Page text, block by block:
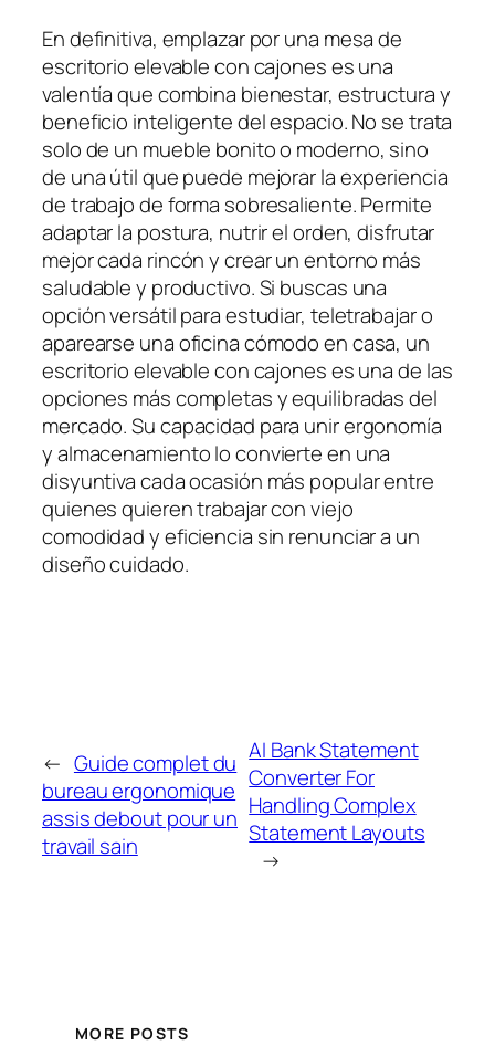
En definitiva, emplazar por una mesa de
escritorio elevable con cajones es una
valentía que combina bienestar, estructura y
beneficio inteligente del espacio. No se trata
solo de un mueble bonito o moderno, sino
de una útil que puede mejorar la experiencia
de trabajo de forma sobresaliente. Permite
adaptar la postura, nutrir el orden, disfrutar
mejor cada rincón y crear un entorno más
saludable y productivo. Si buscas una
opción versátil para estudiar, teletrabajar o
aparearse una oficina cómodo en casa, un
escritorio elevable con cajones es una de las
opciones más completas y equilibradas del
mercado. Su capacidad para unir ergonomía
y almacenamiento lo convierte en una
disyuntiva cada ocasión más popular entre
quienes quieren trabajar con viejo
comodidad y eficiencia sin renunciar a un
diseño cuidado.
← Guide complet du
bureau ergonomique
assis debout pour un
travail sain
AI Bank Statement
Converter For
Handling Complex
Statement Layouts
→
MORE POSTS